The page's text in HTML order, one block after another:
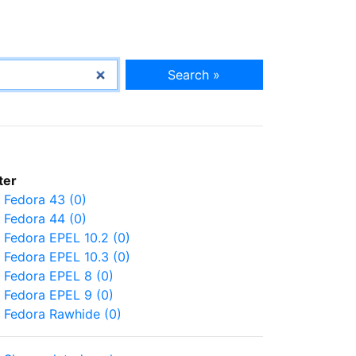
Search »
Fedora 43 (0)
Fedora 44 (0)
Fedora EPEL 10.2 (0)
Fedora EPEL 10.3 (0)
Fedora EPEL 8 (0)
Fedora EPEL 9 (0)
Fedora Rawhide (0)